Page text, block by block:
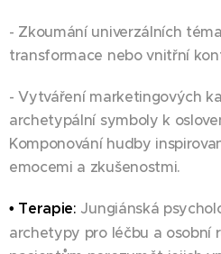
- Zkoumání univerzálních
transformace nebo vnitřní
- Vytváření marketingových
archetypální symboly k
Komponování hudby
emocemi a zkušenostmi.
• Terapie: Jungiánská
archetypy pro léčbu a osobní